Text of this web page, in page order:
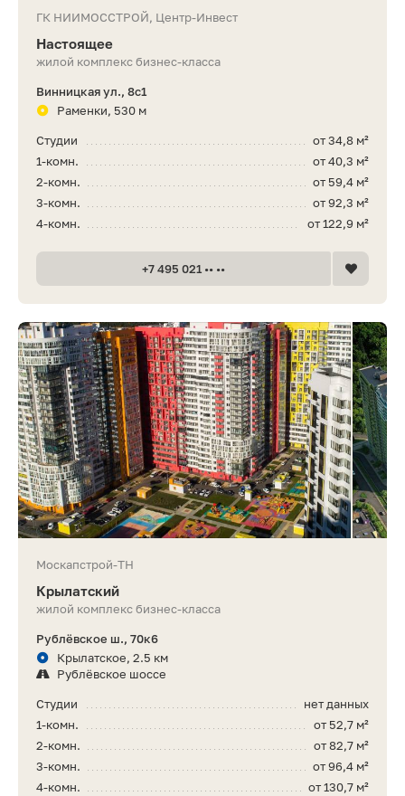
ГК НИИМОССТРОЙ, Центр-Инвест
Настоящее
жилой комплекс бизнес-класса
Винницкая ул., 8с1
Раменки, 530 м
от 34,8 м²
Студии
от 40,3 м²
1-комн.
от 59,4 м²
2-комн.
от 92,3 м²
3-комн.
от 122,9 м²
4-комн.
+7 495 021 •• ••
Москапстрой-ТН
Крылатский
жилой комплекс бизнес-класса
Рублёвское ш., 70к6
Крылатское, 2.5 км
Рублёвское шоссе
нет данных
Студии
от 52,7 м²
1-комн.
от 82,7 м²
2-комн.
от 96,4 м²
3-комн.
от 130,7 м²
4-комн.